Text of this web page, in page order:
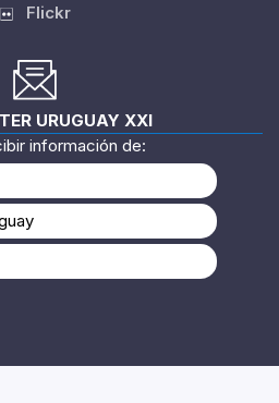
Flickr
URUGUAY XXI
información de: